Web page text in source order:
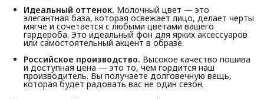
Идеальный оттенок. Молочный цвет — это
элегантная база, которая освежает лицо, делает черты
мягче и сочетается с любыми цветами вашего
гардероба. Это идеальный фон для ярких аксессуаров
или самостоятельный акцент в образе.
Российское производство. Высокое качество пошива
и доступная цена — это то, чем гордится наш
производитель. Вы получаете долговечную вещь,
которая будет радовать вас не один сезон.